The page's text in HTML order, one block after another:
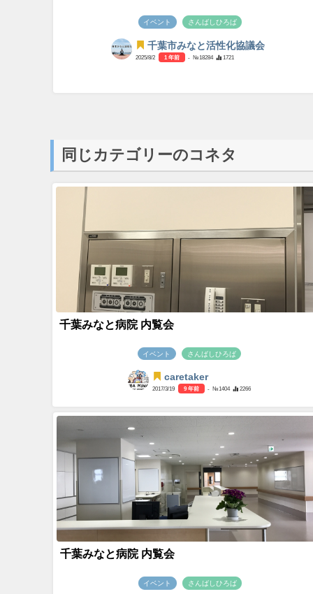
イベント さんばしひろば
千葉市みなと活性化協議会
2025/8/2 1 年前 - №18284 1721
同じカテゴリーのコネタ
千葉みなと病院 内覧会
イベント さんばしひろば
caretaker
2017/3/19 9 年前 - №1404 2266
千葉みなと病院 内覧会
イベント さんばしひろば